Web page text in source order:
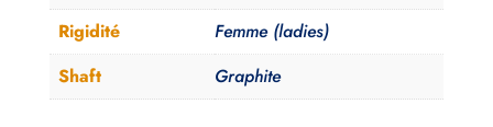
Rigidité
Femme (ladies)
Shaft
Graphite